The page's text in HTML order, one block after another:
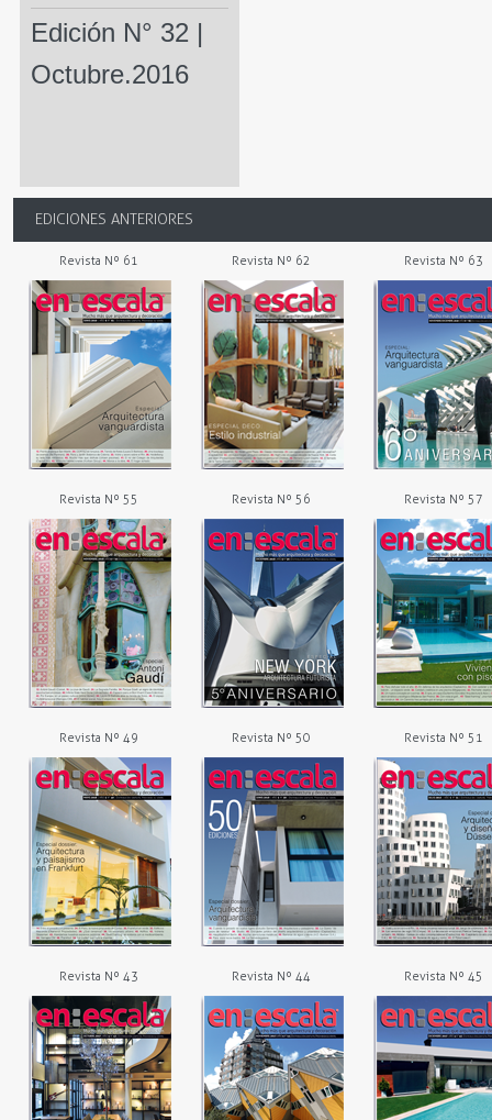
Edición N° 32 |
Octubre.2016
EDICIONES ANTERIORES
Revista Nº 61 Revista Nº 62 Revista Nº 63
Revista Nº 55 Revista Nº 56 Revista Nº 57
Revista Nº 49 Revista Nº 50 Revista Nº 51
Revista Nº 43 Revista Nº 44 Revista Nº 45